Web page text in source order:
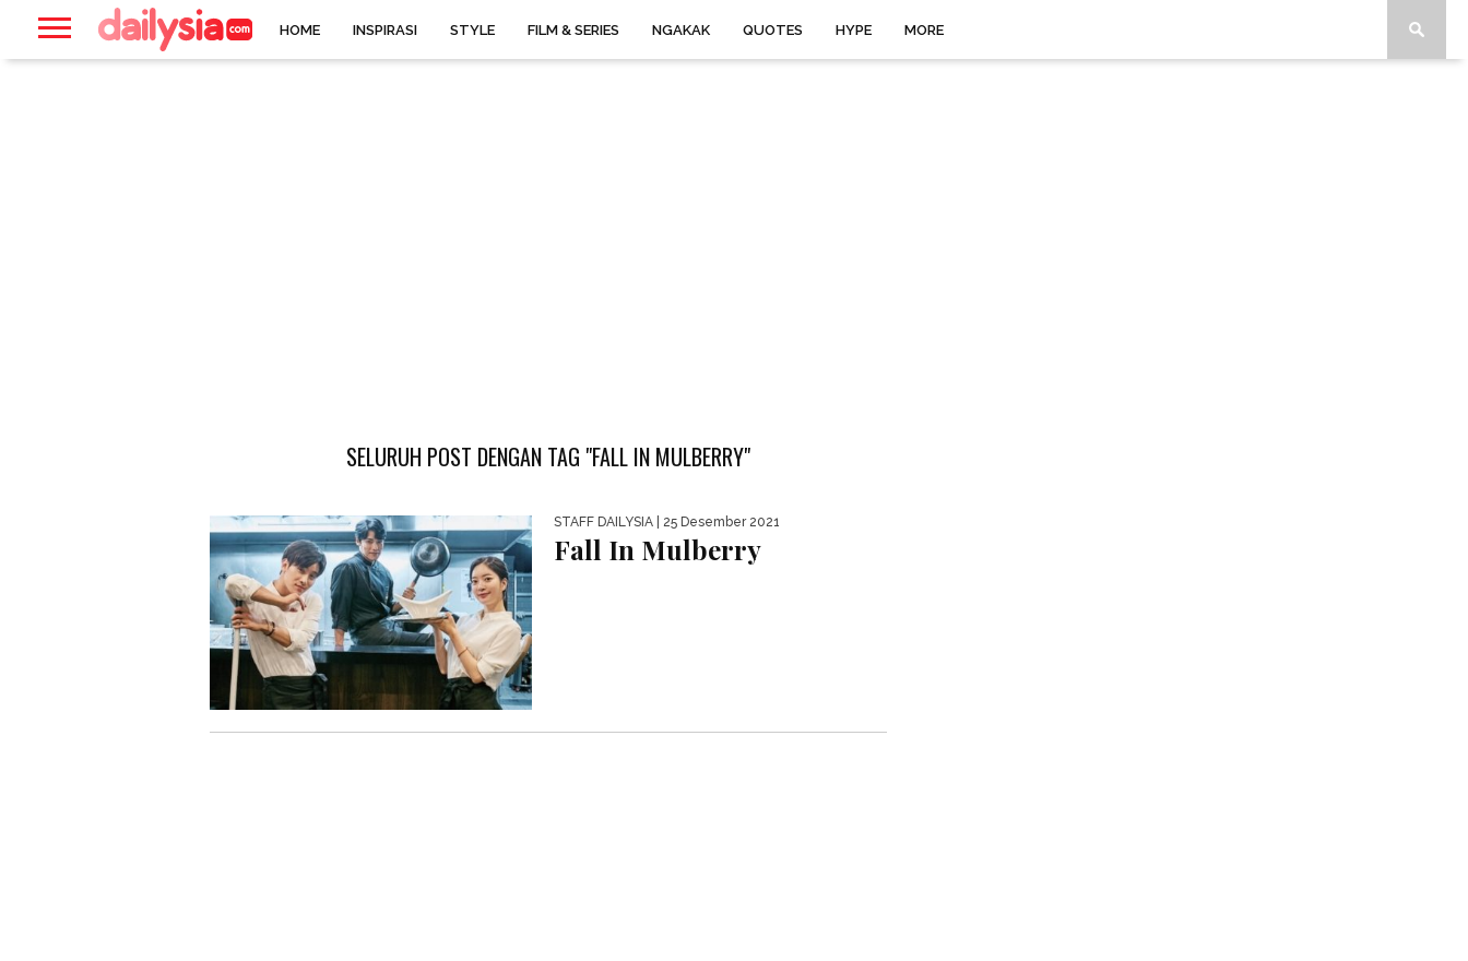
HOME INSPIRASI STYLE FILM & SERIES NGAKAK QUOTES HYPE MORE
SELURUH POST DENGAN TAG "FALL IN MULBERRY"
STAFF DAILYSIA | 25 Desember 2021
Fall In Mulberry